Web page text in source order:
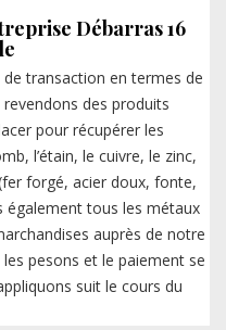
Débarras 16
transaction en termes de
des produits
pour récupérer les
l’étain, le cuivre, le zinc,
forgé, acier doux, fonte,
également tous les métaux
auprès de notre
pesons et le paiement se
suit le cours du